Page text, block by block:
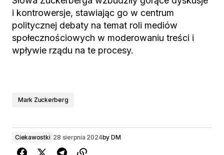
i kontrowersje, stawiając go w centrum
politycznej debaty na temat roli mediów
społecznościowych w moderowaniu treści i
wpływie rządu na te procesy.
Mark Zuckerberg
Ciekawostki 28 sierpnia 2024by DM